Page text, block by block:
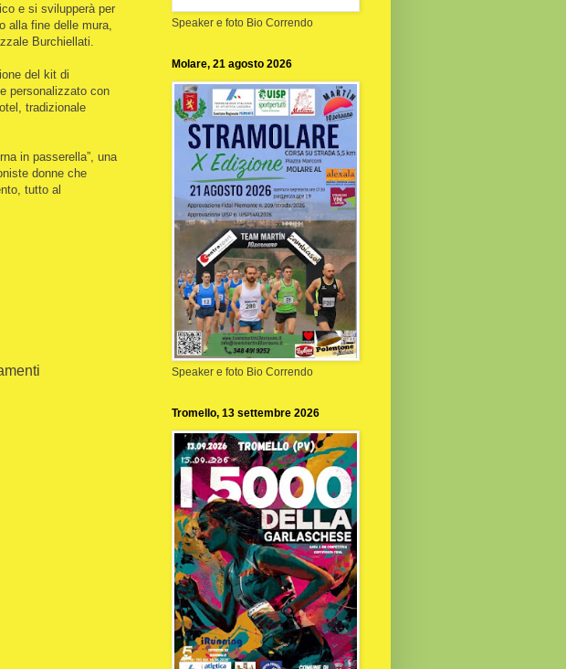
e si svilupperà per
alla fine delle mura,
Burchiellati.
del kit di
personalizzato con
tradizionale
in passerella”, una
donne che
tutto al
Speaker e foto Bio Correndo
Molare, 21 agosto 2026
Speaker e foto Bio Correndo
Tromello, 13 settembre 2026